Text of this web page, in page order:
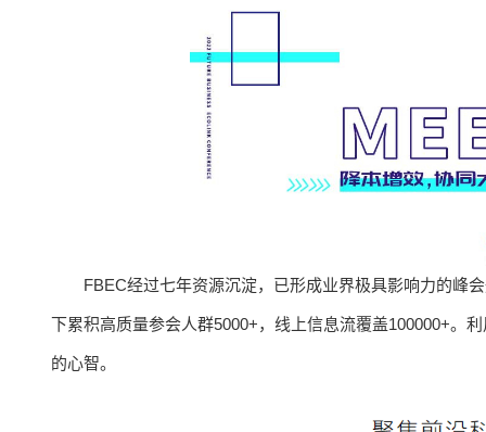
FBEC经过七年资源沉淀，已形成业界极具影响力的峰
下累积高质量参会人群5000+，线上信息流覆盖100000+。
的心智。